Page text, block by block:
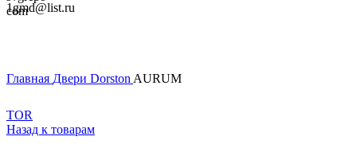
1gmd@list.ru
Главная Двери Dorston AURUM
TOR
Назад к товарам